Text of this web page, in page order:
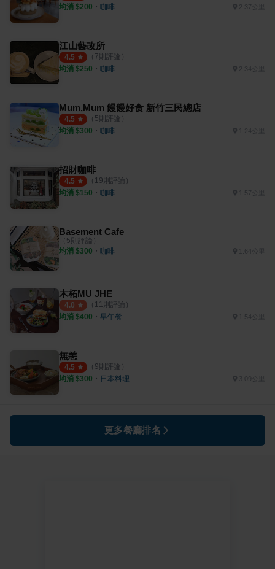
均消 $200 ・ 咖啡
江山藝改所
4.5 （ 7則評論）
均消 $250 ・ 咖啡 2.34公里
Mum,Mum 饅饅好食 新竹三民總店
4.5 （ 5則評論）
均消 $300 ・ 咖啡 1.24公里
招財咖啡
4.5 （ 19則評論）
均消 $150 ・ 咖啡 1.57公里
Basement Cafe
（ 5則評論）
均消 $300 ・ 咖啡 1.64公里
木柘MU JHE
4.0 （ 11 則評論）
均消 $400 ・ 早午餐 1.54公里
無恙
4.5 （ 9則評論）
均消 $300 ・ 日本料理
更多餐廳排名